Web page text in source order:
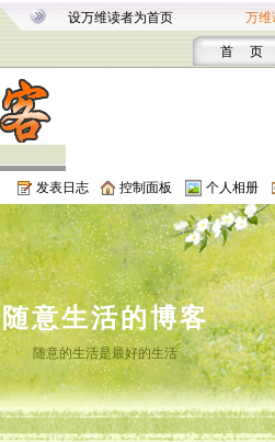
设万维读者为首页 万维
首 页
发表日志 控制面板 个人相册
随意生活的博客
随意的生活是最好的生活